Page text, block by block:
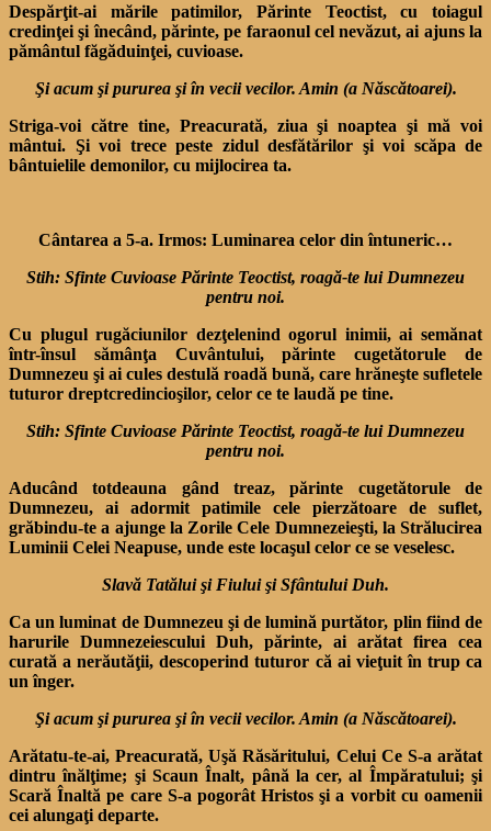
Despărţit-ai mările patimilor, Părinte Teoctist, cu toiagul
credinţei şi înecând, părinte, pe faraonul cel nevăzut, ai ajuns la
pământul făgăduinţei, cuvioase.
Şi acum şi pururea şi în vecii vecilor. Amin (a Născătoarei).
Striga-voi către tine, Preacurată, ziua şi noaptea şi mă voi
mântui. Şi voi trece peste zidul desfătărilor şi voi scăpa de
bântuielile demonilor, cu mijlocirea ta.
Cântarea a 5-a. Irmos: Luminarea celor din întuneric…
Stih: Sfinte Cuvioase Părinte Teoctist, roagă-te lui Dumnezeu
pentru noi.
Cu plugul rugăciunilor dezţelenind ogorul inimii, ai semănat
într-însul sămânţa Cuvântului, părinte cugetătorule de
Dumnezeu şi ai cules destulă roadă bună, care hrăneşte sufletele
tuturor dreptcredincioşilor, celor ce te laudă pe tine.
Stih: Sfinte Cuvioase Părinte Teoctist, roagă-te lui Dumnezeu
pentru noi.
Aducând totdeauna gând treaz, părinte cugetătorule de
Dumnezeu, ai adormit patimile cele pierzătoare de suflet,
grăbindu-te a ajunge la Zorile Cele Dumnezeieşti, la Strălucirea
Luminii Celei Neapuse, unde este locaşul celor ce se veselesc.
Slavă Tatălui şi Fiului şi Sfântului Duh.
Ca un luminat de Dumnezeu şi de lumină purtător, plin fiind de
harurile Dumnezeiescului Duh, părinte, ai arătat firea cea
curată a nerăutăţii, descoperind tuturor că ai vieţuit în trup ca
un înger.
Şi acum şi pururea şi în vecii vecilor. Amin (a Născătoarei).
Arătatu-te-ai, Preacurată, Uşă Răsăritului, Celui Ce S-a arătat
dintru înălţime; şi Scaun Înalt, până la cer, al Împăratului; şi
Scară Înaltă pe care S-a pogorât Hristos şi a vorbit cu oamenii
cei alungaţi departe.